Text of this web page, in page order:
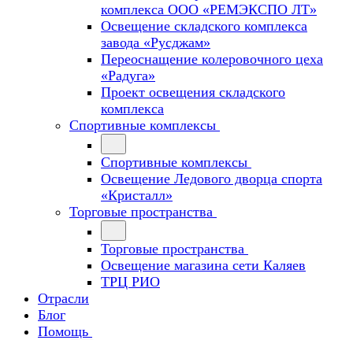
комплекса ООО «РЕМЭКСПО ЛТ»
Освещение складского комплекса
завода «Русджам»
Переоснащение колеровочного цеха
«Радуга»
Проект освещения складского
комплекса
Спортивные комплексы
Спортивные комплексы
Освещение Ледового дворца спорта
«Кристалл»
Торговые пространства
Торговые пространства
Освещение магазина сети Каляев
ТРЦ РИО
Отрасли
Блог
Помощь